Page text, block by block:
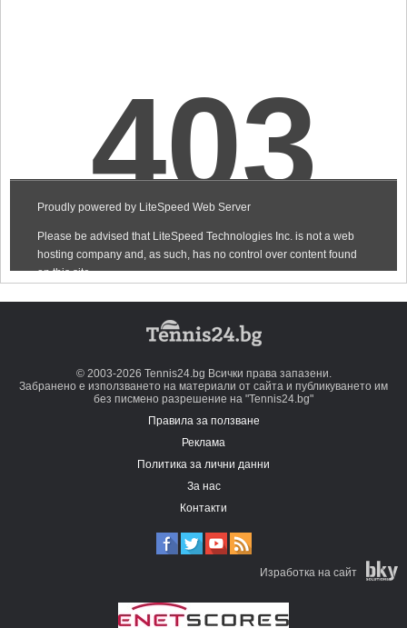
© 2003-2026 Tennis24.bg Всички права запазени.
Забранено е използването на материали от сайта и публикуването им
без писмено разрешение на "Tennis24.bg"
Правила за ползване
Реклама
Политика за лични данни
За нас
Контакти
Изработка на сайт